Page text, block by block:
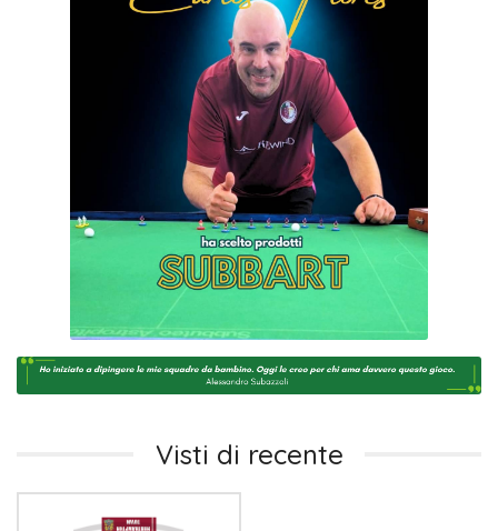
Visti di recente